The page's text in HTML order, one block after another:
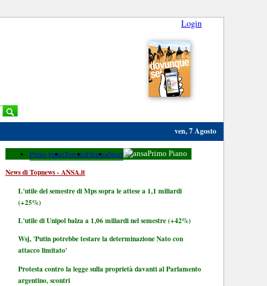
Login
ven, 7 Agosto
Primo pianoToscanaFinanzaSport Primo Piano
News di Topnews - ANSA.it
L'utile del semestre di Mps sopra le attese a 1,1 miliardi
(+25%)
L'utile di Unipol balza a 1,06 miliardi nel semestre (+42%)
Wsj, 'Putin potrebbe testare la determinazione Nato con
attacco limitato'
Protesta contro la legge sulla proprietà davanti al Parlamento
argentino, scontri